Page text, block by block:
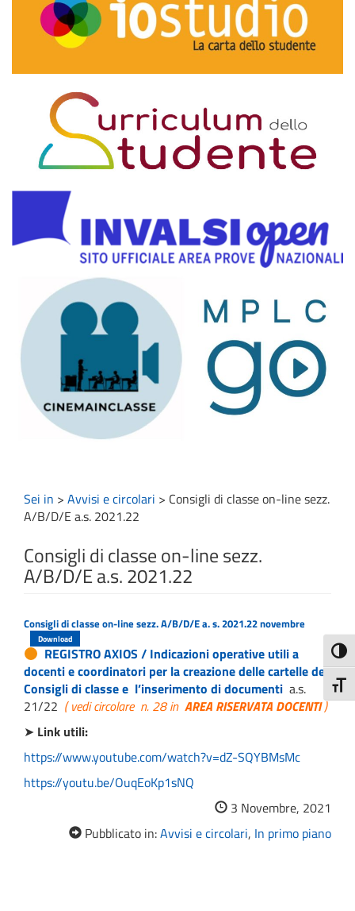
Sei in > Avvisi e circolari > Consigli di classe on-line sezz.
A/B/D/E a.s. 2021.22
Consigli di classe on-line sezz.
A/B/D/E a.s. 2021.22
Consigli di classe on-line sezz. A/B/D/E a. s. 2021.22 novembre
Download
REGISTRO AXIOS / Indicazioni operative utili a
docenti e coordinatori per la creazione delle cartelle dei
Consigli di classe e l’inserimento di documenti a.s.
21/22 ( vedi circolare n. 28 in AREA RISERVATA DOCENTI)
➤ Link utili:
https://www.youtube.com/watch?v=dZ-SQYBMsMc
https://youtu.be/OuqEoKp1sNQ
3 Novembre, 2021
Pubblicato in:Avvisi e circolari, In primo piano